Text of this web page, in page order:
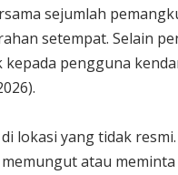
sejumlah
setempat. Selain
pengguna
lokasi yang tidak
atau meminta